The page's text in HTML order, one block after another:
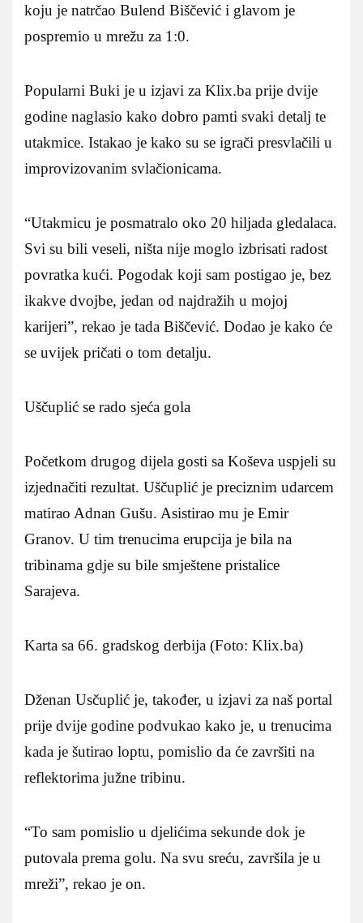
koju je natrčao Bulend Biščević i glavom je
pospremio u mrežu za 1:0.
Popularni Buki je u izjavi za Klix.ba prije dvije
godine naglasio kako dobro pamti svaki detalj te
utakmice. Istakao je kako su se igrači presvlačili u
improvizovanim svlačionicama.
“Utakmicu je posmatralo oko 20 hiljada gledalaca.
Svi su bili veseli, ništa nije moglo izbrisati radost
povratka kući. Pogodak koji sam postigao je, bez
ikakve dvojbe, jedan od najdražih u mojoj
karijeri”, rekao je tada Biščević. Dodao je kako će
se uvijek pričati o tom detalju.
Uščuplić se rado sjeća gola
Početkom drugog dijela gosti sa Koševa uspjeli su
izjednačiti rezultat. Uščuplić je preciznim udarcem
matirao Adnan Gušu. Asistirao mu je Emir
Granov. U tim trenucima erupcija je bila na
tribinama gdje su bile smještene pristalice
Sarajeva.
Karta sa 66. gradskog derbija (Foto: Klix.ba)
Dženan Usčuplić je, također, u izjavi za naš portal
prije dvije godine podvukao kako je, u trenucima
kada je šutirao loptu, pomislio da će završiti na
reflektorima južne tribinu.
“To sam pomislio u djelićima sekunde dok je
putovala prema golu. Na svu sreću, završila je u
mreži”, rekao je on.